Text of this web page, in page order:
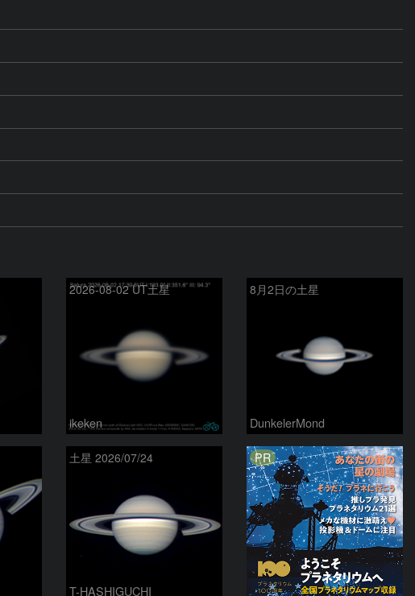
2026-08-02 UT土星
ikeken
8月2日の土星
DunkelerMond
土星 2026/07/24
T-HASHIGUCHI
PR